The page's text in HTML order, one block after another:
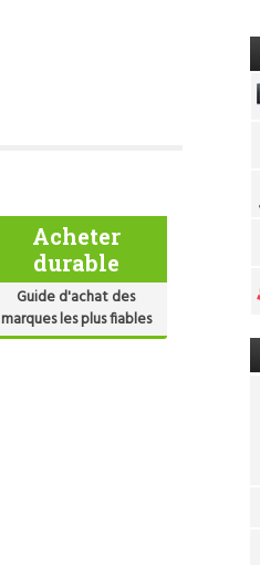
Acheter
durable
Guide d'achat des
marques les plus fiables